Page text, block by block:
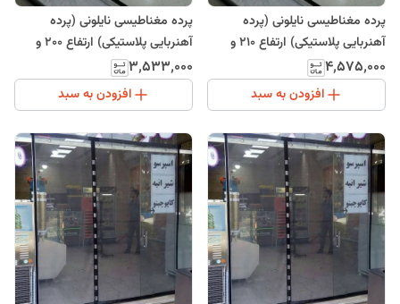
پرده مغناطیسی نایلونی (پرده
آهنربایی پلاستیکی) ارتفاع 210 و
عرض 235
۴٬۵۷۵٬۰۰۰
افزودن به سبد
پرده مغناطیسی نایلونی (پرده
آهنربایی پلاستیکی) ارتفاع 200 و
عرض 150
۳٬۵۳۳٬۰۰۰
افزودن به سبد